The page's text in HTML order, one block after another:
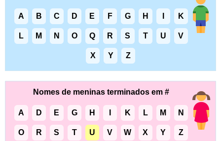
A B C D E F G H K
L M N O Q R S T U V
X Y Z
Nomes de meninas terminados em #
A D E G H K L M N
O R S T U V W X Y Z